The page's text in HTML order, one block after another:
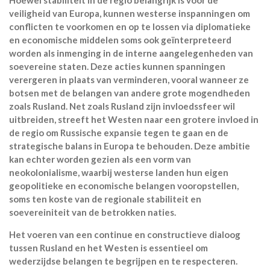
veiligheid van Europa, kunnen westerse inspanningen om
conflicten te voorkomen en op te lossen via diplomatieke
en economische middelen soms ook geïnterpreteerd
worden als inmenging in de interne aangelegenheden van
soevereine staten. Deze acties kunnen spanningen
verergeren in plaats van verminderen, vooral wanneer ze
botsen met de belangen van andere grote mogendheden
zoals Rusland. Net zoals Rusland zijn invloedssfeer wil
uitbreiden, streeft het Westen naar een grotere invloed in
de regio om Russische expansie tegen te gaan en de
strategische balans in Europa te behouden. Deze ambitie
kan echter worden gezien als een vorm van
neokolonialisme, waarbij westerse landen hun eigen
geopolitieke en economische belangen vooropstellen,
soms ten koste van de regionale stabiliteit en
soevereiniteit van de betrokken naties.
Het voeren van een continue en constructieve dialoog
tussen Rusland en het Westen is essentieel om
wederzijdse belangen te begrijpen en te respecteren.